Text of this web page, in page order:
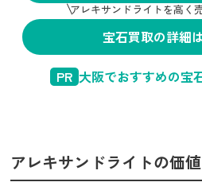
アレキサンドライトを高く
宝石買取の詳細
PR 大阪でおすすめの宝
アレキサンドライトの価